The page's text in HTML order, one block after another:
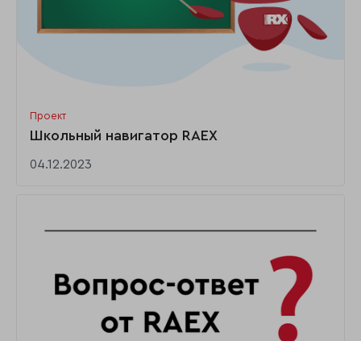
Проект
Школьный навигатор RAEX
04.12.2023